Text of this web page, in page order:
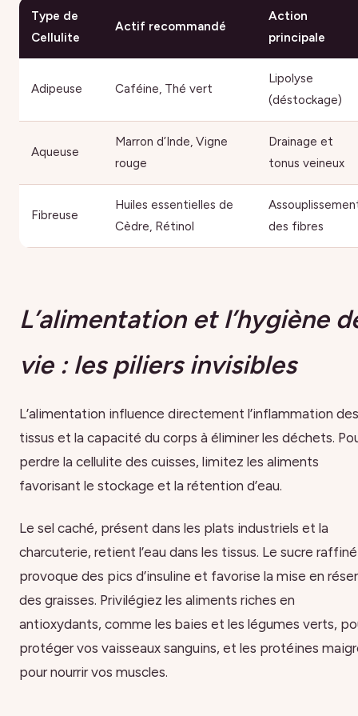
Type de
Cellulite
Actif recommandé
Action
principale
Adipeuse Caféine, Thé vert
Lipolyse
(déstockage)
Aqueuse
Marron d’Inde, Vigne
rouge
Drainage et
tonus veineux
Fibreuse
Huiles essentielles de
Cèdre, Rétinol
des fibres
L’alimentation et l’hygiène
vie : les piliers invisibles
L’alimentation influence directement l’inflammation des
tissus et la capacité du corps à éliminer les déchets.
perdre la cellulite des cuisses, limitez les aliments
favorisant le stockage et la rétention d’eau.
Le sel caché, présent dans les plats industriels et la
charcuterie, retient l’eau dans les tissus. Le sucre raffiné
provoque des pics d’insuline et favorise la mise en
des graisses. Privilégiez les aliments riches en
antioxydants, comme les baies et les légumes verts,
protéger vos vaisseaux sanguins, et les protéines
pour nourrir vos muscles.